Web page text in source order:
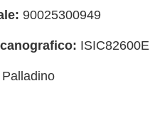
90025300949
ISIC82600E